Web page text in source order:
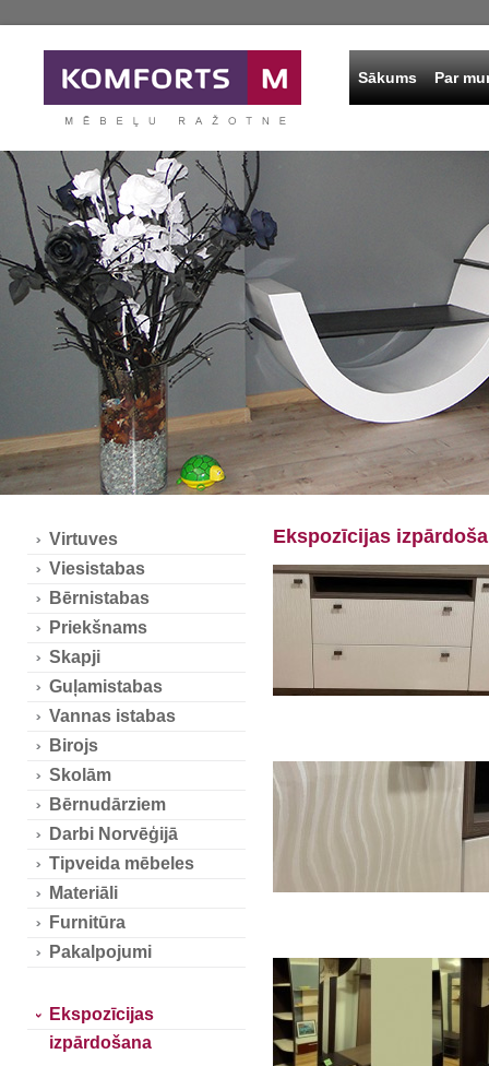
Sākums Par
Virtuves
Viesistabas
Bērnistabas
Priekšnams
Skapji
Guļamistabas
Vannas istabas
Birojs
Skolām
Bērnudārziem
Darbi Norvēģijā
Tipveida mēbeles
Materiāli
Furnitūra
Pakalpojumi
Ekspozīcijas
izpārdošana
Ekspozīcijas